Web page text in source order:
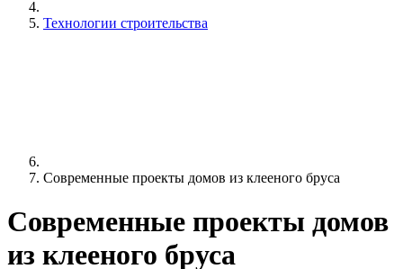
Технологии строительства
Современные проекты домов из клееного бруса
Современные проекты домов
из клееного бруса